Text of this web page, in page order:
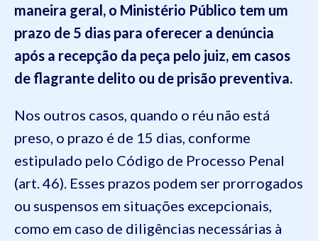
maneira geral, o Ministério Público tem um
prazo de 5 dias para oferecer a denúncia
após a recepção da peça pelo juiz, em casos
de flagrante delito ou de prisão preventiva.
Nos outros casos, quando o réu não está
preso, o prazo é de 15 dias, conforme
estipulado pelo Código de Processo Penal
(art. 46). Esses prazos podem ser prorrogados
ou suspensos em situações excepcionais,
como em caso de diligências necessárias à